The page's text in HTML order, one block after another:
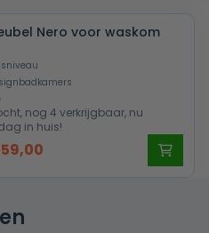
is:
€ 485,00.
Nero voor waskom
nog 4 verkrijgbaar, nu
in huis!